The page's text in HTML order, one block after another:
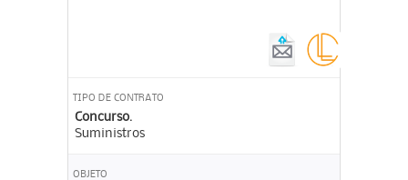
TIPO DE CONTRATO
Concurso.
Suministros
OBJETO